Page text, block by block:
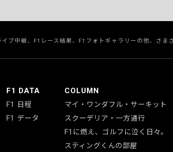
ブ中継、F1レース結果、F1フォトギャラリーの他、さま
F1 DATA
F1 日程
F1 データ
COLUMN
マイ・ワンダフル・サーキット
スクーデリア・一方通行
F1に燃え、ゴルフに泣く日々。
スティングくんの部屋